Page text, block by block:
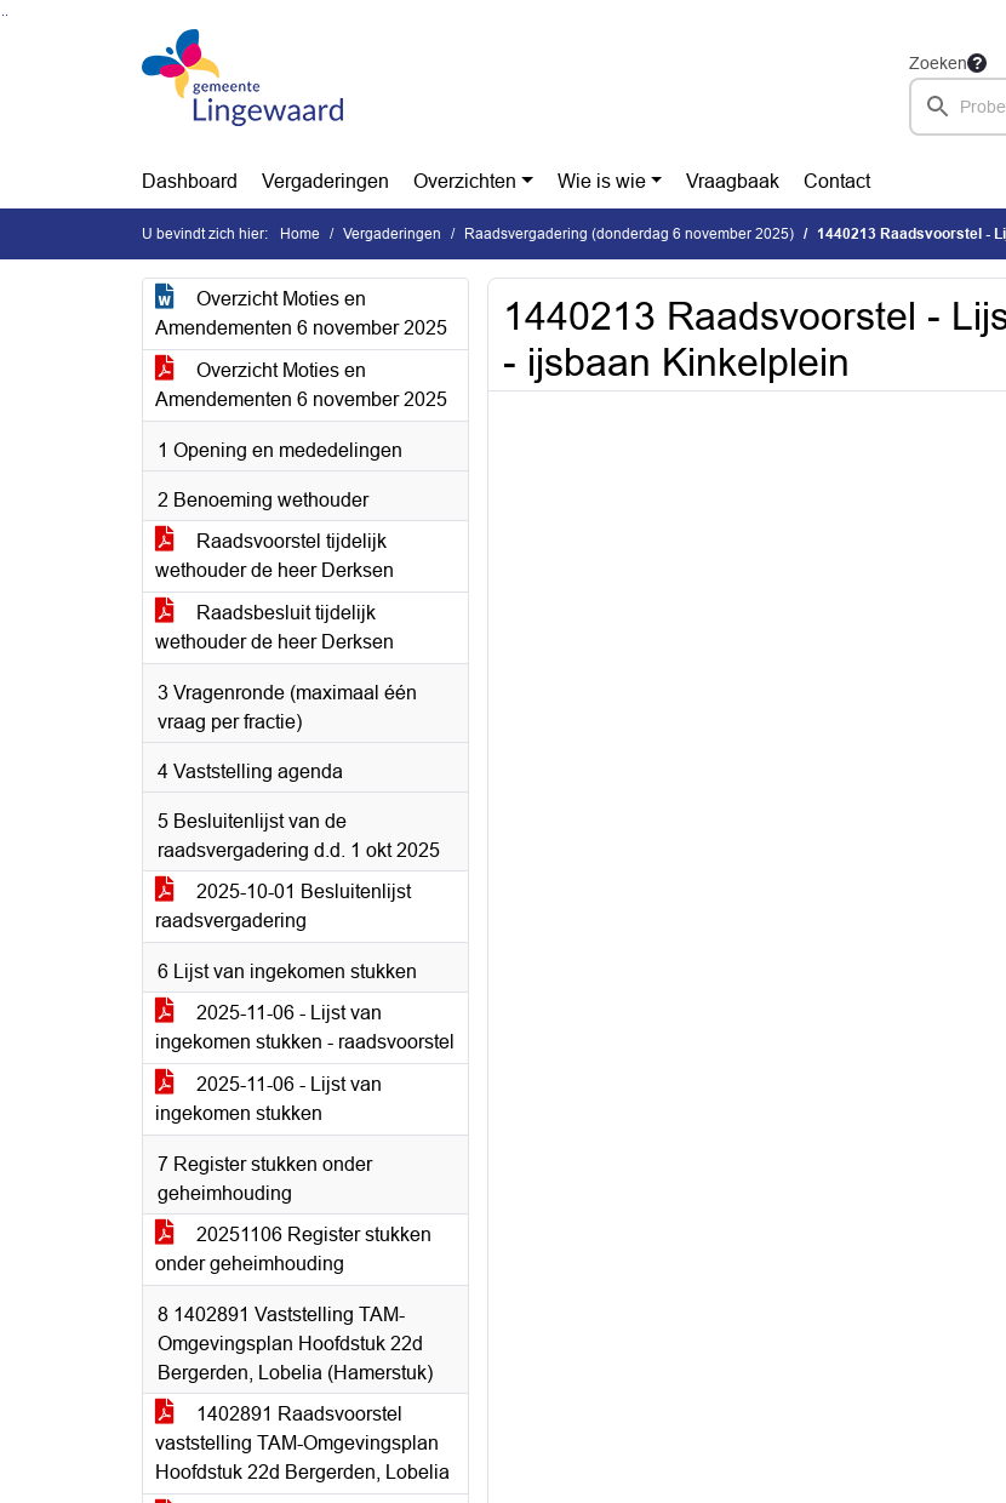
Ga naar de inhoud van deze pagina
Zoeken
Dashboard Vergaderingen Overzichten Wie is wie Vraagbaak Contact
U bevindt zich hier: Home Vergaderingen Raadsvergadering (donderdag 6 november 2025) 1440213 Raadsvoorstel -
Overzicht Moties en
Amendementen 6 november 2025
Overzicht Moties en
Amendementen 6 november 2025
1 Opening en mededelingen
2 Benoeming wethouder
Raadsvoorstel tijdelijk
wethouder de heer Derksen
Raadsbesluit tijdelijk
wethouder de heer Derksen
3 Vragenronde (maximaal één
vraag per fractie)
4 Vaststelling agenda
5 Besluitenlijst van de
raadsvergadering d.d. 1 okt 2025
2025-10-01 Besluitenlijst
raadsvergadering
6 Lijst van ingekomen stukken
2025-11-06 - Lijst van
ingekomen stukken - raadsvoorstel
2025-11-06 - Lijst van
ingekomen stukken
7 Register stukken onder
geheimhouding
20251106 Register stukken
onder geheimhouding
8 1402891 Vaststelling TAM-
Omgevingsplan Hoofdstuk 22d
Bergerden, Lobelia (Hamerstuk)
1402891 Raadsvoorstel
vaststelling TAM-Omgevingsplan
Hoofdstuk 22d Bergerden, Lobelia
1440213 Raadsvoorstel -
- ijsbaan Kinkelplein